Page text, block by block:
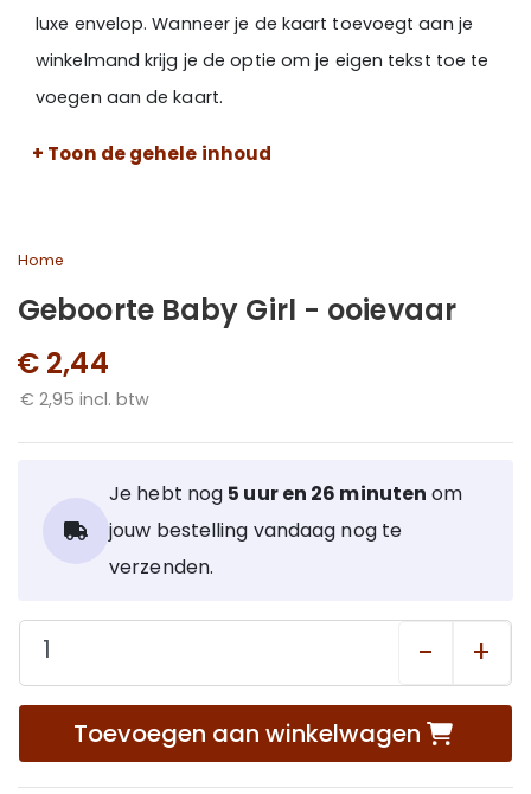
luxe envelop. Wanneer je de kaart toevoegt aan je
winkelmand krijg je de optie om je eigen tekst toe te
voegen aan de kaart.
+ Toon de gehele inhoud
Home
Geboorte Baby Girl - ooievaar
€ 2,44
€ 2,95 incl. btw
Je hebt nog 5 uur en 26 minuten om
jouw bestelling vandaag nog te
verzenden.
- +
Toevoegen aan winkelwagen